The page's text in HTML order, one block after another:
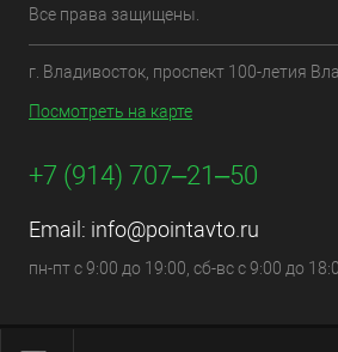
Все права защищены.
г. Владивосток, проспект 100-летия
Посмотреть на карте
+7 (914) 707‒21‒50
Email: info@pointavto.ru
пн-пт с 9:00 до 19:00, сб-вс с 9:00 до